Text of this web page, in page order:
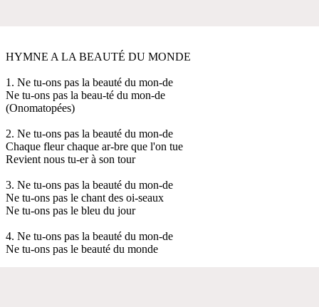
HYMNE A LA BEAUTÉ DU MONDE
1. Ne tu-ons pas la beauté du mon-de
Ne tu-ons pas la beau-té du mon-de
(Onomatopées)
2. Ne tu-ons pas la beauté du mon-de
Chaque fleur chaque ar-bre que l'on tue
Revient nous tu-er à son tour
3. Ne tu-ons pas la beauté du mon-de
Ne tu-ons pas le chant des oi-seaux
Ne tu-ons pas le bleu du jour
4. Ne tu-ons pas la beauté du mon-de
Ne tu-ons pas le beauté du monde